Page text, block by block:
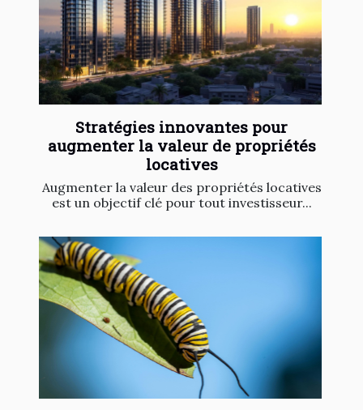
Stratégies innovantes pour
augmenter la valeur de propriétés
locatives
Augmenter la valeur des propriétés locatives
est un objectif clé pour tout investisseur...